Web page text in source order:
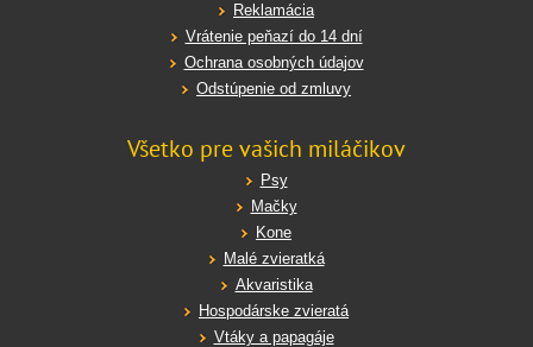
Reklamácia
Vrátenie peňazí do 14 dní
Ochrana osobných údajov
Odstúpenie od zmluvy
Všetko pre vašich miláčikov
Psy
Mačky
Kone
Malé zvieratká
Akvaristika
Hospodárske zvieratá
Vtáky a papagáje